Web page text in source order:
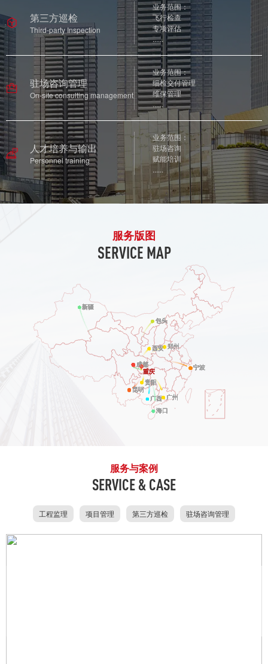
第三方巡检
Third-party Inspection
业务范围：
飞行检查
专项评估
......
驻场咨询管理
On-site consulting management
业务范围：
细检交付管理
维保管理
......
人才培养与输出
Personnel training
业务范围：
驻场咨询
赋能培训
......
服务版图
SERVICE MAP
服务与案例
SERVICE & CASE
工程监理 项目管理 第三方巡检 驻场咨询管理